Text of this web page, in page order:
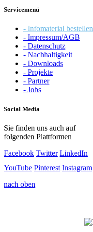
Servicemenü
- Infomaterial bestellen
- Impressum/AGB
- Datenschutz
- Nachhaltigkeit
- Downloads
- Projekte
- Partner
- Jobs
Social Media
Sie finden uns auch auf
folgenden Plattformen
Facebook Twitter LinkedIn
YouTube Pinterest Instagram
nach oben